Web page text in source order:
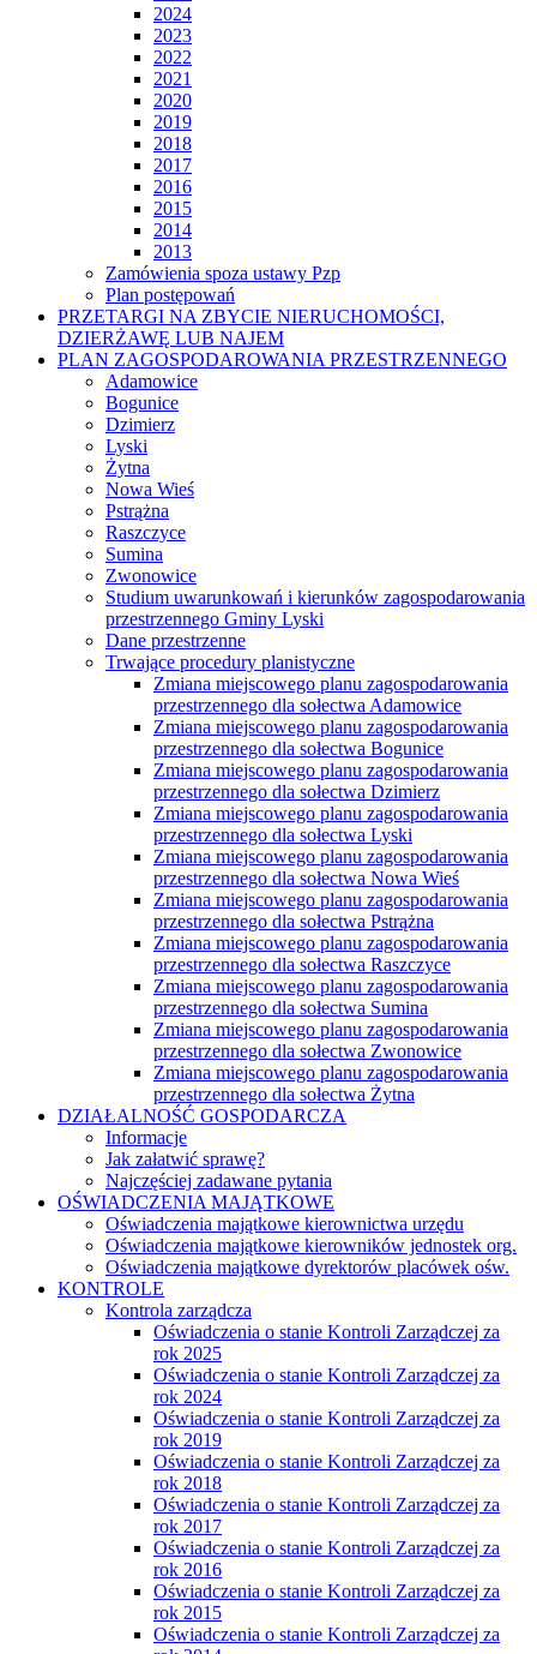
2024
2023
2022
2021
2020
2019
2018
2017
2016
2015
2014
2013
Zamówienia spoza ustawy Pzp
Plan postępowań
PRZETARGI NA ZBYCIE NIERUCHOMOŚCI,
DZIERŻAWĘ LUB NAJEM
PLAN ZAGOSPODAROWANIA PRZESTRZENNEGO
Adamowice
Bogunice
Dzimierz
Lyski
Żytna
Nowa Wieś
Pstrążna
Raszczyce
Sumina
Zwonowice
Studium uwarunkowań i kierunków zagospodarowania
przestrzennego Gminy Lyski
Dane przestrzenne
Trwające procedury planistyczne
Zmiana miejscowego planu zagospodarowania
przestrzennego dla sołectwa Adamowice
Zmiana miejscowego planu zagospodarowania
przestrzennego dla sołectwa Bogunice
Zmiana miejscowego planu zagospodarowania
przestrzennego dla sołectwa Dzimierz
Zmiana miejscowego planu zagospodarowania
przestrzennego dla sołectwa Lyski
Zmiana miejscowego planu zagospodarowania
przestrzennego dla sołectwa Nowa Wieś
Zmiana miejscowego planu zagospodarowania
przestrzennego dla sołectwa Pstrążna
Zmiana miejscowego planu zagospodarowania
przestrzennego dla sołectwa Raszczyce
Zmiana miejscowego planu zagospodarowania
przestrzennego dla sołectwa Sumina
Zmiana miejscowego planu zagospodarowania
przestrzennego dla sołectwa Zwonowice
Zmiana miejscowego planu zagospodarowania
przestrzennego dla sołectwa Żytna
DZIAŁALNOŚĆ GOSPODARCZA
Informacje
Jak załatwić sprawę?
Najczęściej zadawane pytania
OŚWIADCZENIA MAJĄTKOWE
Oświadczenia majątkowe kierownictwa urzędu
Oświadczenia majątkowe kierowników jednostek org.
Oświadczenia majątkowe dyrektorów placówek ośw.
KONTROLE
Kontrola zarządcza
Oświadczenia o stanie Kontroli Zarządczej za
rok 2025
Oświadczenia o stanie Kontroli Zarządczej za
rok 2024
Oświadczenia o stanie Kontroli Zarządczej za
rok 2019
Oświadczenia o stanie Kontroli Zarządczej za
rok 2018
Oświadczenia o stanie Kontroli Zarządczej za
rok 2017
Oświadczenia o stanie Kontroli Zarządczej za
rok 2016
Oświadczenia o stanie Kontroli Zarządczej za
rok 2015
Oświadczenia o stanie Kontroli Zarządczej za